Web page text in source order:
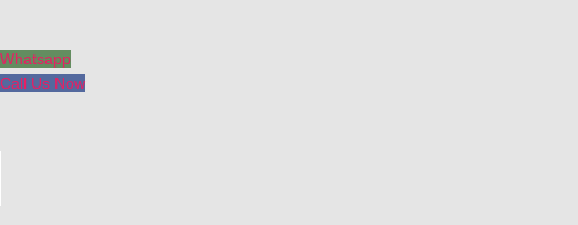
Whatsapp
Call Us Now